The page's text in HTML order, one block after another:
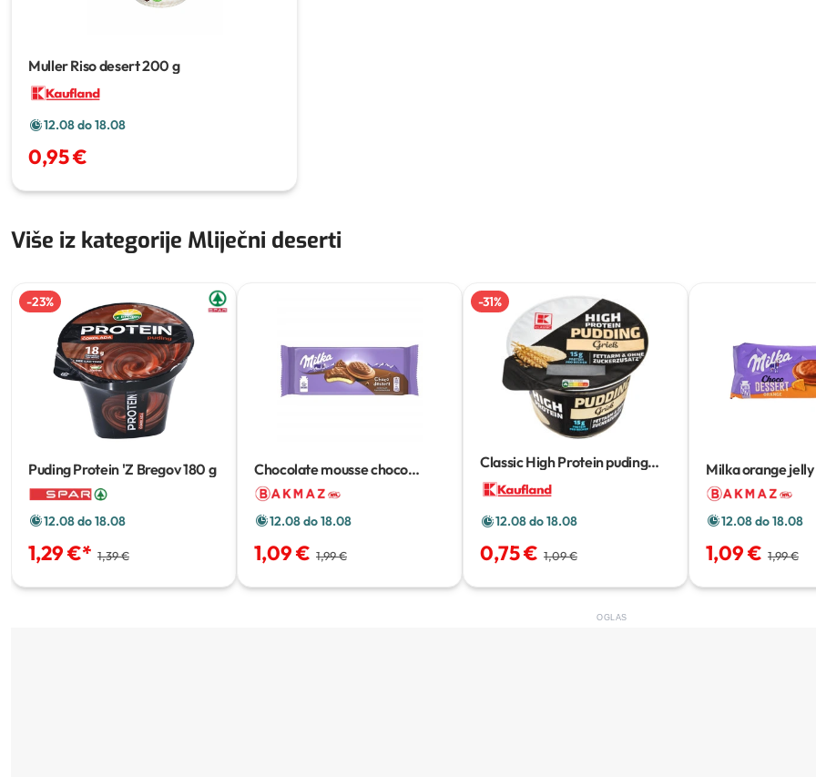
Muller Riso desert200 g
12.08 do 18.08
0,95 €
Više iz kategorije Mliječni deserti
-23%
Puding Protein 'Z Bregov180 g
12.08 do 18.08
1,29 €* 1,39 €
Chocolate mousse choco
desert 128 g
12.08 do 18.08
1,09 € 1,99 €
-31%
Classic High Protein puding
200 g
12.08 do 18.08
0,75 € 1,09 €
Milka orange jelly
147 g
12.08 do 18.08
1,09 € 1,99 €
OGLAS